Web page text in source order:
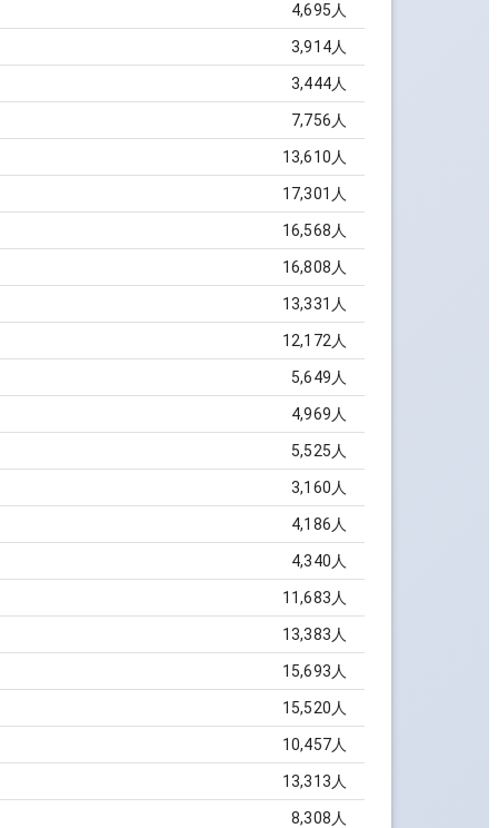
4,695 人
3,914人
3,444人
7,756 人
13,610 人
17,301 人
16,568 人
16,808 人
13,331 人
12,172 人
5,649 人
4,969 人
5,525 人
3,160 人
4,186 人
4,340 人
11,683 人
13,383 人
15,693 人
15,520 人
10,457人
13,313 人
8,308 人